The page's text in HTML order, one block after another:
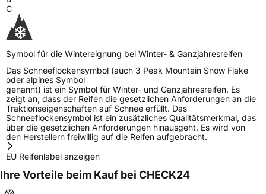
C
Symbol für die Wintereignung bei Winter- & Ganzjahresreifen
Das Schneeflockensymbol (auch 3 Peak Mountain Snow Flake
oder alpines Symbol
genannt) ist ein Symbol für Winter- und Ganzjahresreifen. Es
zeigt an, dass der Reifen die gesetzlichen Anforderungen an die
Traktionseigenschaften auf Schnee erfüllt. Das
Schneeflockensymbol ist ein zusätzliches Qualitätsmerkmal, das
über die gesetzlichen Anforderungen hinausgeht. Es wird von
den Herstellern freiwillig auf die Reifen aufgebracht.
EU Reifenlabel anzeigen
Ihre Vorteile beim Kauf bei CHECK24